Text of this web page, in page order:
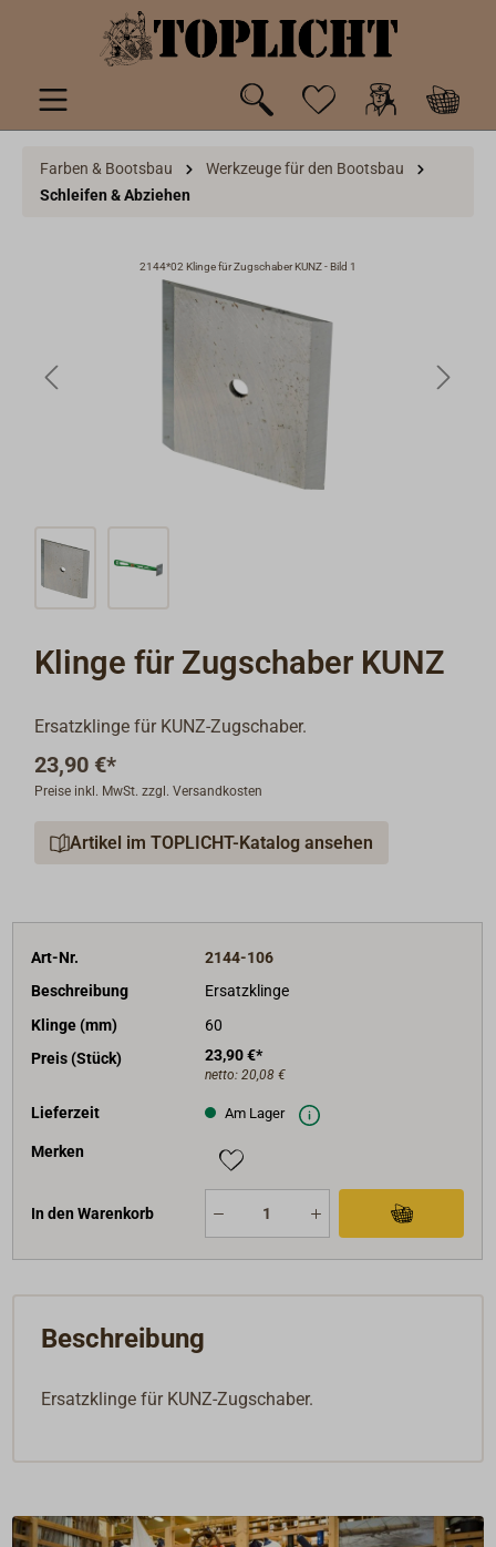
springen
Farben & Bootsbau
Werkzeuge für den Bootsbau
Schleifen & Abziehen
2144*02 Klinge für Zugschaber KUNZ - Bild 1
Klinge für Zugschaber KUNZ
Ersatzklinge für KUNZ-Zugschaber.
23,90 €*
Preise inkl. MwSt. zzgl. Versandkosten
Artikel im TOPLICHT-Katalog ansehen
Art-Nr.
2144-106
Beschreibung
Ersatzklinge
Klinge (mm)
60
Preis (Stück)
23,90 €*
netto: 20,08 €
Lieferzeit Am Lager
Merken
In den Warenkorb
Beschreibung
Ersatzklinge für KUNZ-Zugschaber.